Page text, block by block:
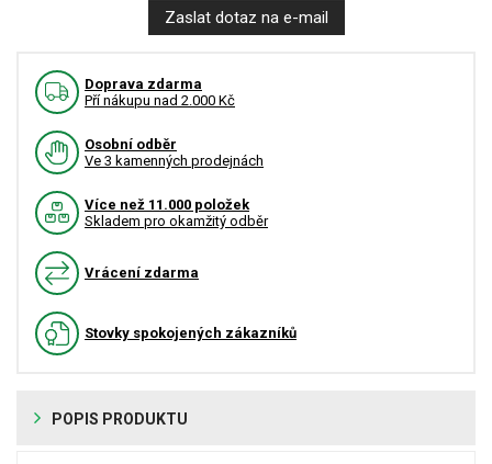
Zaslat dotaz na e-mail
Doprava zdarma
Pří nákupu nad 2.000 Kč
Osobní odběr
Ve 3 kamenných prodejnách
Více než 11.000 položek
Skladem pro okamžitý odběr
Vrácení zdarma
Stovky spokojených zákazníků
POPIS PRODUKTU